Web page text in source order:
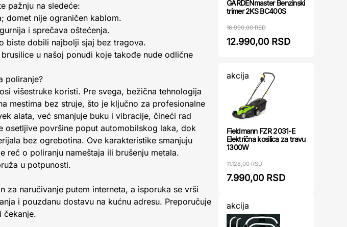
pažnju na sledeće:
domet nije ograničen kablom.
i sprečava oštećenja.
biste dobili najbolji sjaj bez tragova.
u našoj ponudi koje takođe nude odlične
poliranje?
višestruke koristi. Pre svega, bežična tehnologija
mestima bez struje, što je ključno za profesionalne
alata, već smanjuje buku i vibracije, čineći rad
osetljive površine poput automobilskog laka, dok
bez ogrebotina. Ove karakteristike smanjuju
o poliranju nameštaja ili brušenju metala.
u potpunosti.
za naručivanje putem interneta, a isporuka se vrši
i pouzdanu dostavu na kućnu adresu. Preporučuje
čekanje.
GARDENmaster Benzinski
trimer 2KS BC400S
16.990,00 RSD
12.990,00 RSD
akcija
Fieldmann FZR 2031-E
Električna kosilica za travu
1300W
11.128,00 RSD
7.990,00 RSD
akcija